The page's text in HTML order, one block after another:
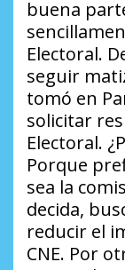
buena
Electoral.
seguir
tomó en
solicitar
Electoral.
Porque
sea la
decida,
reducir el
CNE. Por